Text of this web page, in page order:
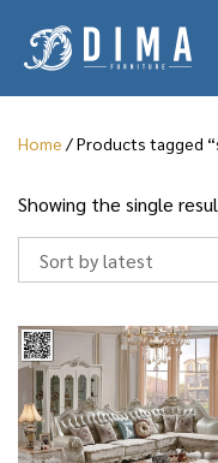
Home / Products tagged
Showing the single